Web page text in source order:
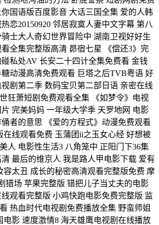
国语版百度影音 大话三国全集 爱的人韩
恋20150920 邻居寂寞人妻中文字幕 第八
士大人奇幻世界冒险中 湖南卫视好好生
全集完整版高清 昴宿七星 《偿还3》完
私处AV 长安二十四计全集免费看 金钱
动漫高清免费观看 巨塔之后TVB粤语 好
剧第二季 数码宝贝第二部日语 亲密在线
狂萧短剧免费观看全集 《如梦令》电视
完美妈妈 一年级大学季 天罗地网 电影
者的意思 《爱的方程式》动漫免费观看
在线观看免费 玉蒲团ii之玉女心经 好想被
人 电影性生活3 八角笼中 正阳门下36集
最后的维京人 我是路人甲电影下载 爱有
容太丑 成长的秘密高清观看完整版免费 摩
猎场 苹果完整版 错把儿子当丈夫的电影
观看完整版 小鸡快跑电影免费完整版 监
热血时代电视剧免费播放全集 野蛮师姐
电影 速度激情8 海天雄鹰电视剧在线播放